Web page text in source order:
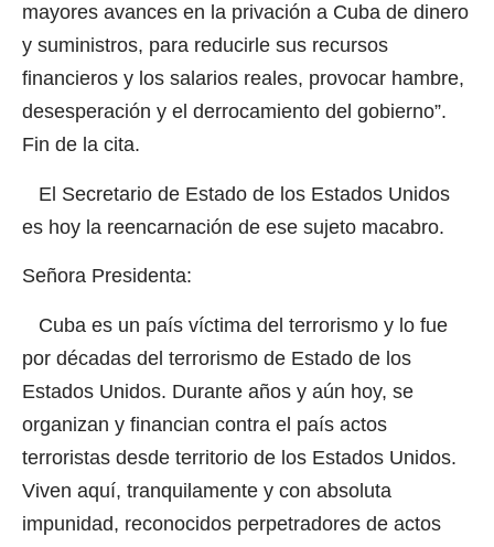
mayores avances en la privación a Cuba de dinero
y suministros, para reducirle sus recursos
financieros y los salarios reales, provocar hambre,
desesperación y el derrocamiento del gobierno”.
Fin de la cita.
El Secretario de Estado de los Estados Unidos
es hoy la reencarnación de ese sujeto macabro.
Señora Presidenta:
Cuba es un país víctima del terrorismo y lo fue
por décadas del terrorismo de Estado de los
Estados Unidos. Durante años y aún hoy, se
organizan y financian contra el país actos
terroristas desde territorio de los Estados Unidos.
Viven aquí, tranquilamente y con absoluta
impunidad, reconocidos perpetradores de actos